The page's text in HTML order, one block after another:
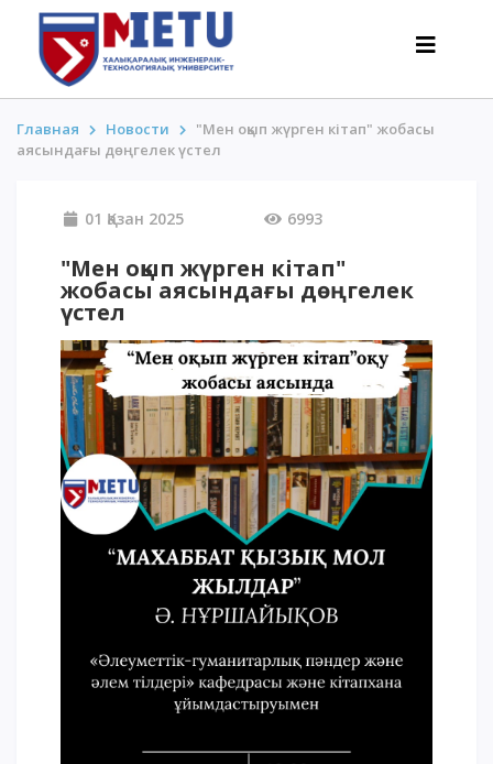
Оқуға түсу сценарийлері-2026
Барлығы қабылдау туралы
Гранттар
АнтиОлимпиада
Оқу ақысы
Жеңілдіктер
50 баллдан төмен / ҰБТ-сыз
ҚЫЗЫҚТЫ
Үндеу сөздері
АССА халықаралық бағдарламасы
Жатақхана және тұрғылықты мекен
International studying
METU Courses
БІЛІМ БЕРУ БАҒДАРЛАМАЛАРЫ
Главная Новости
"Мен оқып жүрген кітап" жобасы
аясындағы дөңгелек үстел
01 Қазан 2025 6993
"Мен оқып жүрген кітап"
жобасы аясындағы дөңгелек
үстел